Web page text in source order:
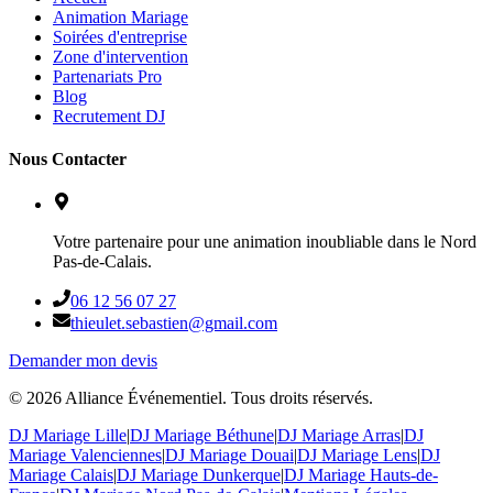
Animation Mariage
Soirées d'entreprise
Zone d'intervention
Partenariats Pro
Blog
Recrutement DJ
Nous Contacter
Votre partenaire pour une animation inoubliable dans le Nord
Pas-de-Calais.
06 12 56 07 27
thieulet.sebastien@gmail.com
Demander mon devis
© 2026 Alliance Événementiel. Tous droits réservés.
DJ Mariage Lille|DJ Mariage Béthune|DJ Mariage Arras|DJ
Mariage Valenciennes|DJ Mariage Douai|DJ Mariage Lens|DJ
Mariage Calais|DJ Mariage Dunkerque|DJ Mariage Hauts-de-